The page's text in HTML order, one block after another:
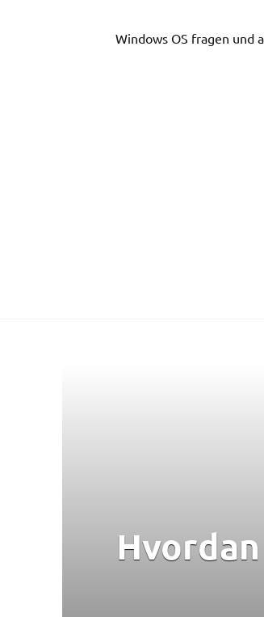
Windows OS fragen und